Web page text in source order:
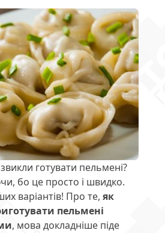
готувати пельмені?
бо це просто і швидко.
варіантів! Про те, як
пельмені
, мова докладніше піде